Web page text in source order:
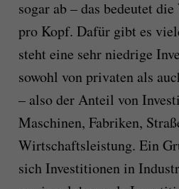
sogar ab – das bedeutet
pro Kopf. Dafür gibt es
steht eine sehr niedrige
sowohl von privaten als
– also der Anteil von
Maschinen, Fabriken,
Wirtschaftsleistung. Ein
sich Investitionen in